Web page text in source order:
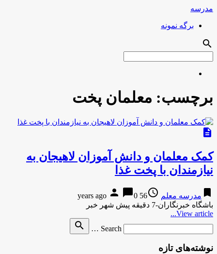
مدرسه
برگه نمونه
search
برچسب: معلمان پخت
description
کمک معلمان و دانش آموزان لاهیجان به
نیازمندان با پخت غذا
bookmark مدرسه معلم access_time
56 years ago
person chat_bubble0
باشگاه خبرنگاران-7 دقیقه پیش شهر خبر
View article...
Search …
search
نوشته‌های تازه